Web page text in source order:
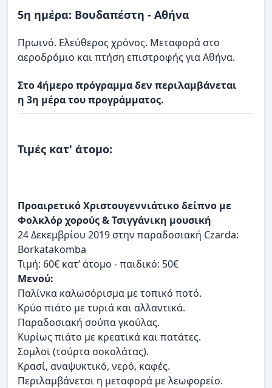
5η ημέρα: Βουδαπέστη - Αθήνα
Πρωινό. Ελεύθερος χρόνος. Μεταφορά στο
αεροδρόμιο και πτήση επιστροφής για Αθήνα.
Στο 4ήμερο πρόγραμμα δεν περιλαμβάνεται
η 3η μέρα του προγράμματος.
Τιμές κατ' άτομο:
Προαιρετικό Χριστουγεννιάτικο δείπνο με
Φολκλόρ χορούς & Τσιγγάνικη μουσική
24 Δεκεμβρίου 2019 στην παραδοσιακή Czarda:
Βorkatakomba
Τιμή: 60€ κατ’ άτομο - παιδικό: 50€
Μενού:
Παλίνκα καλωσόρισμα με τοπικό ποτό.
Κρύο πιάτο με τυριά και αλλαντικά.
Παραδοσιακή σούπα γκούλας.
Κυρίως πιάτο με κρεατικά και πατάτες.
Σομλοϊ (τούρτα σοκολάτας).
Κρασί, αναψυκτικό, νερό, καφές.
Περιλαμβάνεται η μεταφορά με λεωφορείο.